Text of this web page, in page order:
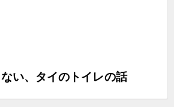
い、タイのトイレの話